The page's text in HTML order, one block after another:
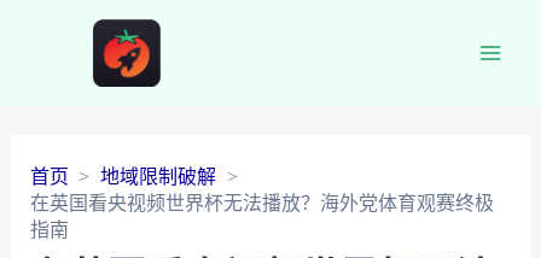
首页
地域限制破解
在英国看央视频世界杯无法播放？海外党体育观赛终极
指南